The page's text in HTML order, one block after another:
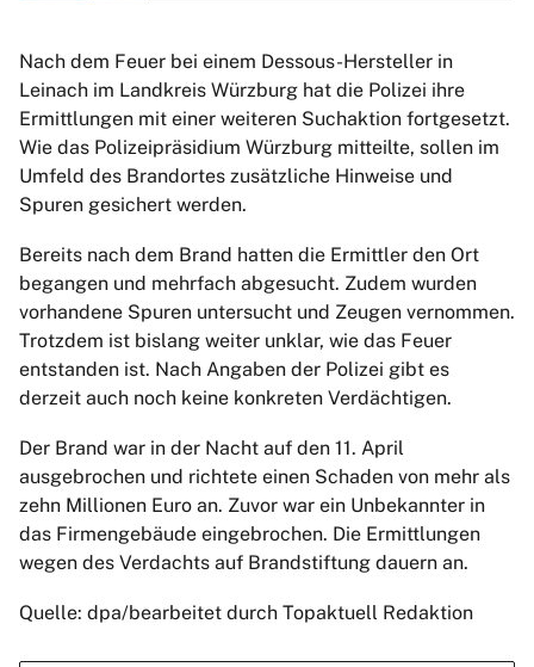
Nach dem Feuer bei einem Dessous-Hersteller in
Leinach im Landkreis Würzburg hat die Polizei ihre
Ermittlungen mit einer weiteren Suchaktion fortgesetzt.
Wie das Polizeipräsidium Würzburg mitteilte, sollen im
Umfeld des Brandortes zusätzliche Hinweise und
Spuren gesichert werden.
Bereits nach dem Brand hatten die Ermittler den Ort
begangen und mehrfach abgesucht. Zudem wurden
vorhandene Spuren untersucht und Zeugen vernommen.
Trotzdem ist bislang weiter unklar, wie das Feuer
entstanden ist. Nach Angaben der Polizei gibt es
derzeit auch noch keine konkreten Verdächtigen.
Der Brand war in der Nacht auf den 11. April
ausgebrochen und richtete einen Schaden von mehr als
zehn Millionen Euro an. Zuvor war ein Unbekannter in
das Firmengebäude eingebrochen. Die Ermittlungen
wegen des Verdachts auf Brandstiftung dauern an.
Quelle: dpa/bearbeitet durch Topaktuell Redaktion